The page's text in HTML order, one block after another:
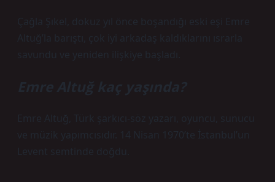
Çağla Şıkel, dokuz yıl önce boşandığı eski eşi Emre
Altuğ’la barıştı, çok iyi arkadaş kaldıklarını ısrarla
savundu ve yeniden ilişkiye başladı.
Emre Altuğ kaç yaşında?
Emre Altuğ, Türk şarkıcı-söz yazarı, oyuncu, sunucu
ve müzik yapımcısıdır. 14 Nisan 1970’te İstanbul’un
Levent semtinde doğdu.